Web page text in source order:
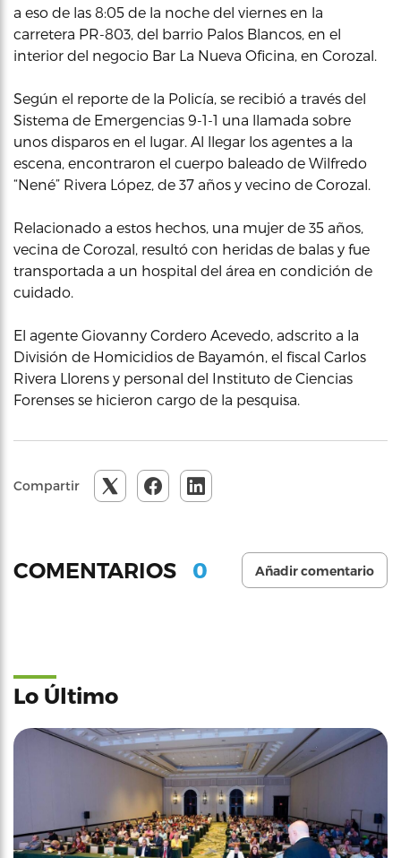
a eso de las 8:05 de la noche del viernes en la
carretera PR-803, del barrio Palos Blancos, en el
interior del negocio Bar La Nueva Oficina, en Corozal.
Según el reporte de la Policía, se recibió a través del
Sistema de Emergencias 9-1-1 una llamada sobre
unos disparos en el lugar. Al llegar los agentes a la
escena, encontraron el cuerpo baleado de Wilfredo
“Nené” Rivera López, de 37 años y vecino de Corozal.
Relacionado a estos hechos, una mujer de 35 años,
vecina de Corozal, resultó con heridas de balas y fue
transportada a un hospital del área en condición de
cuidado.
El agente Giovanny Cordero Acevedo, adscrito a la
División de Homicidios de Bayamón, el fiscal Carlos
Rivera Llorens y personal del Instituto de Ciencias
Forenses se hicieron cargo de la pesquisa.
Compartir
COMENTARIOS 0 Añadir comentario
Lo Último